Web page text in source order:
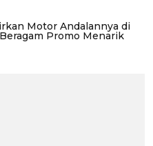
Motor Andalannya di
Promo Menarik